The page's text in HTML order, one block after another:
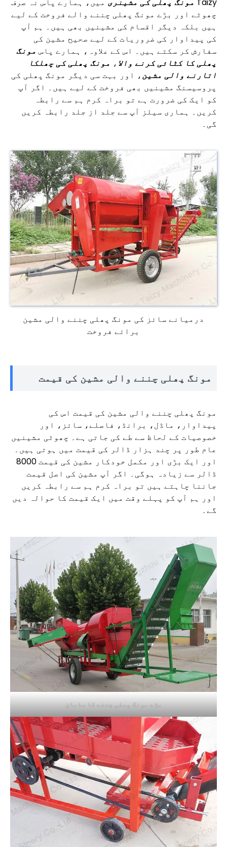
چھوٹے اور بڑے مونگ پھلی چننے والے فروخت کے لیے
ہیں بلکہ دیگر اقسام کی مشینیں بھی ہیں۔ ہم آپ
کی پیداوار کی ضروریات کے لیے صحیح مشین کی
سفارش کر سکتے ہیں۔ اس کے علاوہ، ہمارے پاس مونگ
پھلی کا کٹائی کرنے والا ، مونگ پھلی کی چھلکا
اتارنے والی مشین، اور بہت سی دیگر مونگ پھلی کی
پروسیسنگ مشینیں بھی فروخت کے لیے ہیں۔ اگر آپ
کو ایک کی ضرورت ہے تو براہ کرم ہم سے رابطہ
کریں۔ ہماری سیلز آپ سے جلد از جلد رابطہ کریں
گی۔
درمیانے سائز کی مونگ پھلی چننے والی مشین
برائے فروخت
مونگ پھلی چننے والی مشین کی قیمت
مونگ پھلی چننے والی مشین کی قیمت اس کی
پیداوار، ماڈل، برانڈ، فاصلے، سائز، اور
خصوصیات کے لحاظ سے طے کی جاتی ہے۔ چھوٹی مشینیں
عام طور پر چند ہزار ڈالر کی قیمت میں ہوتی ہیں۔
اور ایک بڑی اور مکمل خودکار مشین کی قیمت 8000
ڈالر سے زیادہ ہوگی۔ اگر آپ مشین کی اصل قیمت
جاننا چاہتے ہیں تو براہ کرم ہم سے رابطہ کریں
اور ہم آپ کو پہلے وقت میں ایک قیمت کا حوالہ دیں
گے۔
بڑے مونگ پھلی چننے کا سامان